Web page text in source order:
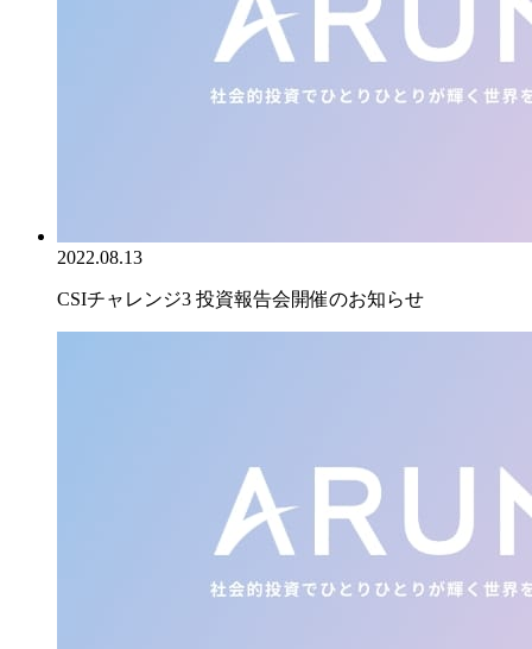
2022.08.13
CSIチャレンジ3 投資報告会開催のお知らせ